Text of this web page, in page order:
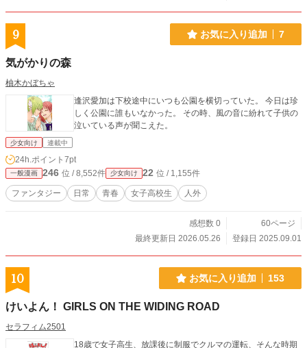
る青春ものでよくあるような、 「いじめから助けたら、可愛
い影李さんは、僕に惚れてくれる」 という展開を期待した下
9 お気に入り追加 7
気がかりの森
柚木かぼちゃ
逢沢愛加は下校途中にいつも公園を横切っていた。 今日は珍
しく公園に誰もいなかった。 その時、風の音に紛れて子供の
泣いている声が聞こえた。
少女向け 連載中
24h.ポイント 7pt
一般漫画 246 位 / 8,552件 少女向け 22 位 / 1,155件
ファンタジー 日常 青春 女子高校生 人外
感想数 0
60ページ
最終更新日 2026.05.26
登録日 2025.09.01
10 お気に入り追加 153
けいよん！ GIRLS ON THE WIDING ROAD
セラフィム2501
18歳で女子高生、放課後に制服でクルマの運転、そんな時期